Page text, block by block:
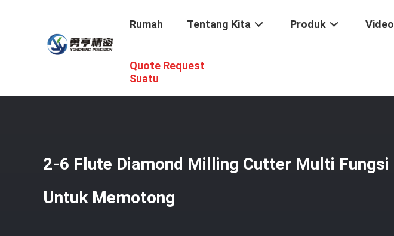
Rumah Tentang Kita Produk Video
Quote Request
Suatu
Mesin Pemotong Berlian
2-6 Flute Diamond Milling Cutter Multi Fungsi
Untuk Memotong